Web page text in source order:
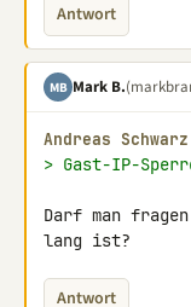
Antwort
MB Mark B.
Andreas
> Gast-IP-
Darf man
lang ist?
Antwort